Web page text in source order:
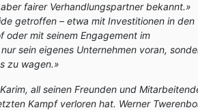
fairer Verhandlungspartner bekannt.»
getroffen – etwa mit Investitionen in den
oder mit seinem Engagement im
sein eigenes Unternehmen voran,
zu wagen.»
all seinen Freunden und
Kampf verloren hat. Werner